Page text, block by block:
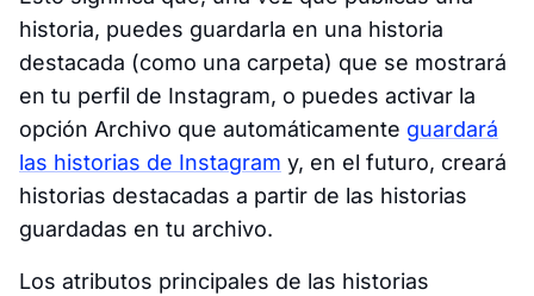
historia, puedes guardarla en una historia
destacada (como una carpeta) que se mostrará
en tu perfil de Instagram, o puedes activar la
opción Archivo que automáticamente guardará
las historias de Instagram y, en el futuro, creará
historias destacadas a partir de las historias
guardadas en tu archivo.
Los atributos principales de las historias